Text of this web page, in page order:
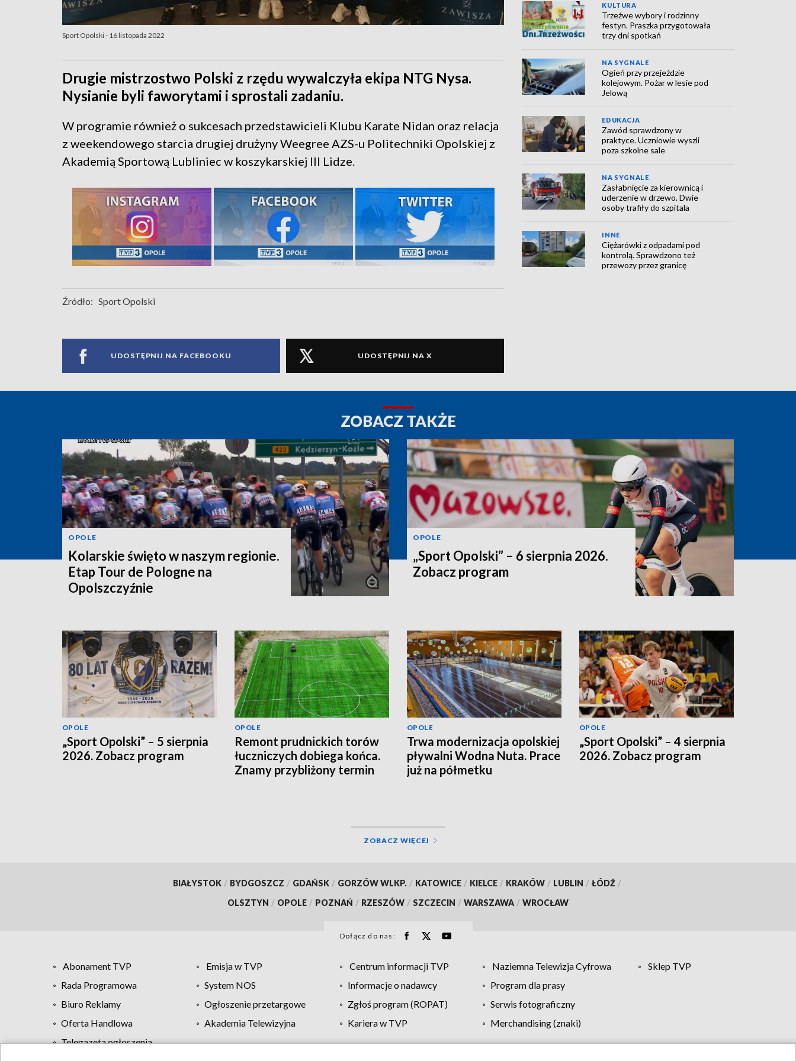
Sport Opolski - 16 listopada 2022
Drugie mistrzostwo Polski z rzędu wywalczyła ekipa NTG Nysa.
Nysianie byli faworytami i sprostali zadaniu.
W programie również o sukcesach przedstawicieli Klubu Karate Nidan oraz relacja
z weekendowego starcia drugiej drużyny Weegree AZS-u Politechniki Opolskiej z
Akademią Sportową Lubliniec w koszykarskiej III Lidze.
Źródło: Sport Opolski
UDOSTĘPNIJ NA FACEBOOKU UDOSTĘPNIJ NA X
KULTURA
Trzeźwe wybory i rodzinny
festyn. Praszka przygotowała
trzy dni spotkań
NA SYGNALE
Ogień przy przejeździe
kolejowym. Pożar w lesie pod
Jelową
EDUKACJA
Zawód sprawdzony w
praktyce. Uczniowie wyszli
poza szkolne sale
NA SYGNALE
Zasłabnięcie za kierownicą i
uderzenie w drzewo. Dwie
osoby trafiły do szpitala
INNE
Ciężarówki z odpadami pod
kontrolą. Sprawdzono też
przewozy przez granicę
ZOBACZ TAKŻE
OPOLE
Kolarskie święto w naszym regionie.
Etap Tour de Pologne na
Opolszczyźnie
OPOLE
„Sport Opolski” – 6 sierpnia 2026.
Zobacz program
OPOLE
„Sport Opolski” – 5 sierpnia
2026. Zobacz program
OPOLE
Remont prudnickich torów
łuczniczych dobiega końca.
Znamy przybliżony termin
OPOLE
Trwa modernizacja opolskiej
pływalni Wodna Nuta. Prace
już na półmetku
OPOLE
„Sport Opolski” – 4 sierpnia
2026. Zobacz program
ZOBACZ WIĘCEJ
BIAŁYSTOK / BYDGOSZCZ / GDAŃSK / GORZÓW WLKP. / KATOWICE / KIELCE / KRAKÓW / LUBLIN / ŁÓDŹ /
OLSZTYN / OPOLE / POZNAŃ / RZESZÓW / SZCZECIN / WARSZAWA / WROCŁAW
Dołącz do nas:
Abonament TVP Emisja w TVP Centrum informacji TVP Naziemna Telewizja Cyfrowa
Sklep TVP
Rada Programowa
System NOS Informacje o nadawcy
Program dla prasy
Biuro Reklamy
Ogłoszenie przetargowe Zgłoś program (ROPAT)
Serwis fotograficzny
Oferta Handlowa
Akademia Telewizyjna Kariera w TVP
Merchandising (znaki)
Telegazeta ogłoszenia